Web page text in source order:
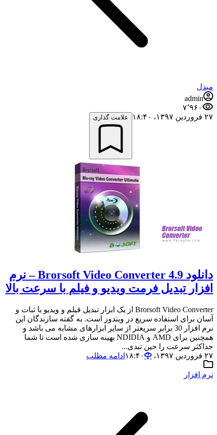
مبدل
admin
۷٬۹۶۰
۲۷ فروردین ۱۳۹۷،‏ ۱۸:۴۰
علامت گذاری
دانلود Brorsoft Video Converter 4.9 – نرم
افزار تبدیل فرمت ویدیو و فیلم با سرعت بالا
Brorsoft Video Converter از یک ابزار تبدیل فیلم و ویدیو با ثبات و
آسان برای استفاده سریع در ویندوز است. به گفته سازندگان این
نرم افزار 30 برابر سریعتر از سایر ابزارهای مشابه می باشد و
همچنین برای AMD و NDIDIA بهینه سازی شده است تا شما
حداکثر سرعت را حین تبدی...
۲۷ فروردین ۱۳۹۷،‏ ۱۸:۴۰
ادامه مطلب
نرم افزار